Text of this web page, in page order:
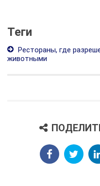
Теги
Рестораны, где
животными